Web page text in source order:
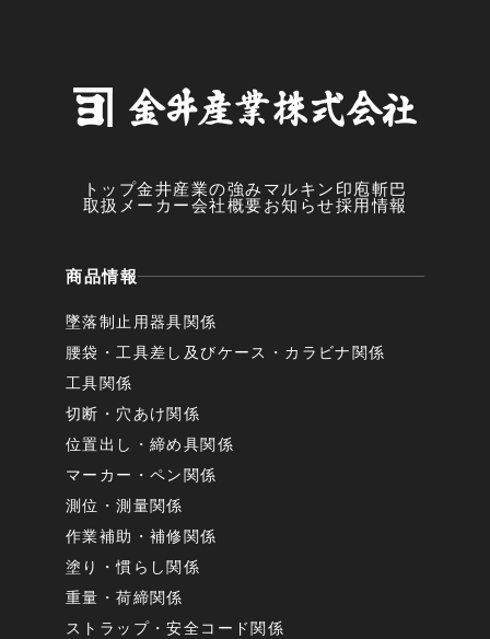
トップ金井産業の強み マルキン印 庖斬巴
取扱メーカー会社概要お知らせ採用情報
商品情報
墜落制止用器具関係
腰袋・工具差し及びケース・カラビナ関係
工具関係
切断・穴あけ関係
位置出し・締め具関係
マーカー・ペン関係
測位・測量関係
作業補助・補修関係
塗り・慣らし関係
重量・荷締関係
ストラップ・安全コード関係